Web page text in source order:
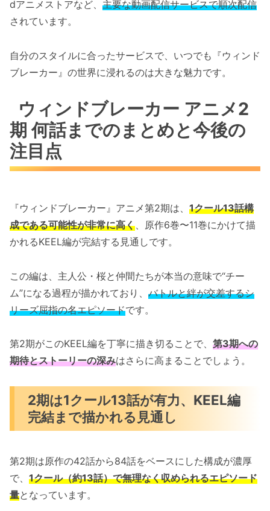
dアニメストアなど、 主要な動画配信サービスで順次配信
されています。
自分のスタイルに合ったサービスで、いつでも『ウィンド
ブレーカー』の世界に浸れるのは大きな魅力です。
ウィンドブレーカー アニメ2
期 何話までのまとめと今後の
注目点
『ウィンドブレーカー』アニメ第2期は、 1クール13話構
成である可能性が非常に高く 、原作6巻〜11巻にかけて描
かれるKEEL編が完結する見通しです。
この編は、主人公・桜と仲間たちが本当の意味で“チー
ム”になる過程が描かれており、 バトルと絆が交差するシ
リーズ屈指の名エピソードです。
第2期がこのKEEL編を丁寧に描き切ることで、 第3期への
期待とストーリーの深みはさらに高まることでしょう。
2期は1クール13話が有力、KEEL編
完結まで描かれる見通し
第2期は原作の42話から84話をベースにした構成が濃厚
で、 1クール（約13話）で無理なく収められるエピソード
量となっています。